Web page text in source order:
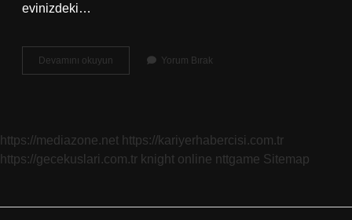
evinizdeki…
Devamını okuyun
Hangi
Yorum Bırak
https://mediazone.net https://kariyerhabercisi.com.tr
https://gecekuslari.com.tr knight online nttgame Sitemap